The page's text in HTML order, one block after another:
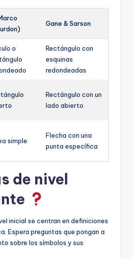
Gane & Sarson
o
Rectángulo con
esquinas
redondeadas
Rectángulo con un
lado abierto
simple
Flecha con una
punta específica
de nivel
inicial se centran en definiciones
Espera preguntas que pongan a
sobre los símbolos y sus